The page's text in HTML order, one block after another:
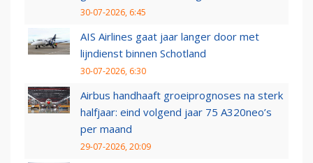
30-07-2026, 6:45
AIS Airlines gaat jaar langer door met
lijndienst binnen Schotland
30-07-2026, 6:30
Airbus handhaaft groeiprognoses na sterk
halfjaar: eind volgend jaar 75 A320neo’s
per maand
29-07-2026, 20:09